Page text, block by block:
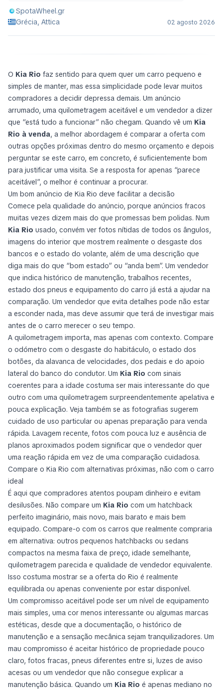
SpotaWheel.gr
Grécia, Attica
02 agosto 2026
O Kia Rio faz sentido para quem quer um carro pequeno e
simples de manter, mas essa simplicidade pode levar muitos
compradores a decidir depressa demais. Um anúncio
arrumado, uma quilometragem aceitável e um vendedor a dizer
que “está tudo a funcionar” não chegam. Quando vê um Kia
Rio à venda, a melhor abordagem é comparar a oferta com
outras opções próximas dentro do mesmo orçamento e depois
perguntar se este carro, em concreto, é suficientemente bom
para justificar uma visita. Se a resposta for apenas “parece
aceitável”, o melhor é continuar a procurar.
Um bom anúncio de Kia Rio deve facilitar a decisão
Comece pela qualidade do anúncio, porque anúncios fracos
muitas vezes dizem mais do que promessas bem polidas. Num
Kia Rio usado, convém ver fotos nítidas de todos os ângulos,
imagens do interior que mostrem realmente o desgaste dos
bancos e o estado do volante, além de uma descrição que
diga mais do que “bom estado” ou “anda bem”. Um vendedor
que indica histórico de manutenção, trabalhos recentes,
estado dos pneus e equipamento do carro já está a ajudar na
comparação. Um vendedor que evita detalhes pode não estar
a esconder nada, mas deve assumir que terá de investigar mais
antes de o carro merecer o seu tempo.
A quilometragem importa, mas apenas com contexto. Compare
o odómetro com o desgaste do habitáculo, o estado dos
botões, da alavanca de velocidades, dos pedais e do apoio
lateral do banco do condutor. Um Kia Rio com sinais
coerentes para a idade costuma ser mais interessante do que
outro com uma quilometragem surpreendentemente apelativa e
pouca explicação. Veja também se as fotografias sugerem
cuidado de uso particular ou apenas preparação para venda
rápida. Lavagem recente, fotos com pouca luz e ausência de
planos aproximados podem significar que o vendedor quer
uma reação rápida em vez de uma comparação cuidadosa.
Compare o Kia Rio com alternativas próximas, não com o carro
ideal
É aqui que compradores atentos poupam dinheiro e evitam
desilusões. Não compare um Kia Rio com um hatchback
perfeito imaginário, mais novo, mais barato e mais bem
equipado. Compare-o com os carros que realmente compraria
em alternativa: outros pequenos hatchbacks ou sedans
compactos na mesma faixa de preço, idade semelhante,
quilometragem parecida e qualidade de vendedor equivalente.
Isso costuma mostrar se a oferta do Rio é realmente
equilibrada ou apenas conveniente por estar disponível.
Um compromisso aceitável pode ser um nível de equipamento
mais simples, uma cor menos interessante ou algumas marcas
estéticas, desde que a documentação, o histórico de
manutenção e a sensação mecânica sejam tranquilizadores. Um
mau compromisso é aceitar histórico de propriedade pouco
claro, fotos fracas, pneus diferentes entre si, luzes de aviso
acesas ou um vendedor que não consegue explicar a
manutenção básica. Quando um Kia Rio é apenas mediano no